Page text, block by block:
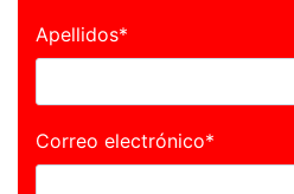
Apellidos*
Correo electrónico*